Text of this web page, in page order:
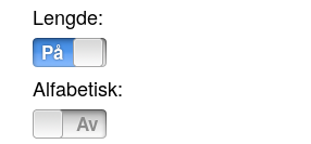
Lengde:
På
Alfabetisk:
Av